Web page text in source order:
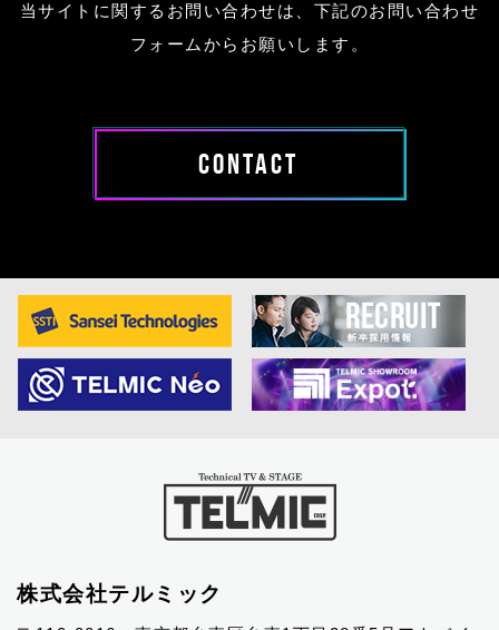
当サイトに関するお問い合わせは、下記のお問い合わせ
フォームからお願いします。
CONTACT
株式会社テルミック